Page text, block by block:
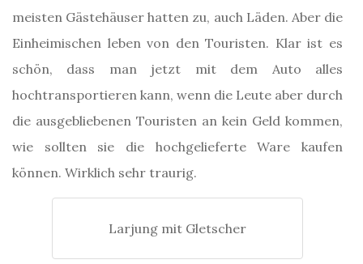
meisten Gästehäuser hatten zu, auch Läden. Aber die
Einheimischen leben von den Touristen. Klar ist es
schön, dass man jetzt mit dem Auto alles
hochtransportieren kann, wenn die Leute aber durch
die ausgebliebenen Touristen an kein Geld kommen,
wie sollten sie die hochgelieferte Ware kaufen
können. Wirklich sehr traurig.
Larjung mit Gletscher